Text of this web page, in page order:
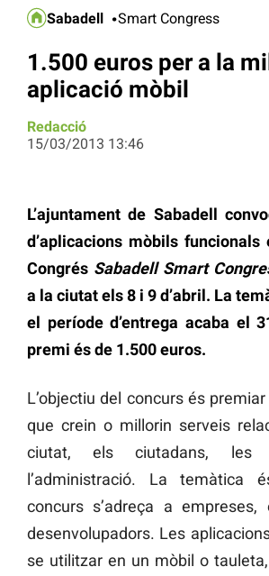
Sabadell Smart Congress
1.500 euros per a la
aplicació mòbil
Redacció
15/03/2013 13:46
L’ajuntament de Sabadell
d’aplicacions mòbils
Congrés Sabadell Smart
a la ciutat els 8 i 9 d’abril. La
el període d’entrega acaba el
premi és de 1.500 euros.
L’objectiu del concurs és
que crein o millorin serveis
ciutat, els ciutadans, les
l’administració. La temàtica
concurs s’adreça a empreses,
desenvolupadors. Les
se utilitzar en un mòbil o